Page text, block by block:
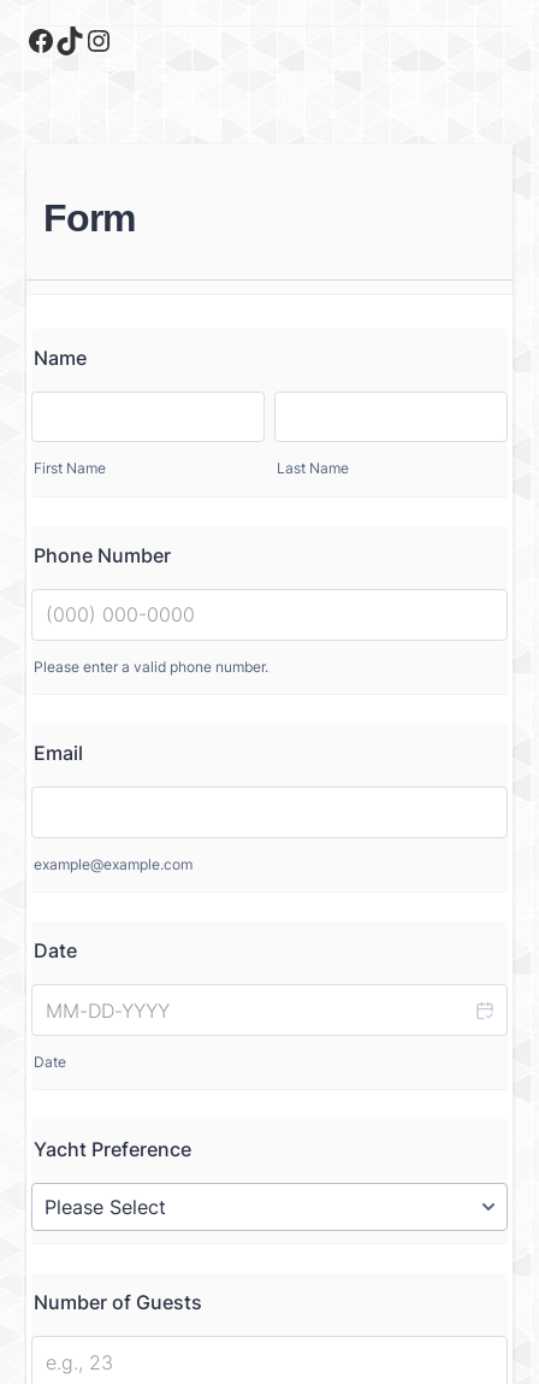
Facebook
TikTok
Instagram
Form
Name
First Name Last Name
Phone Number
Please enter a valid phone number.
Email
example@example.com
Date
Date
Yacht Preference
Number of Guests